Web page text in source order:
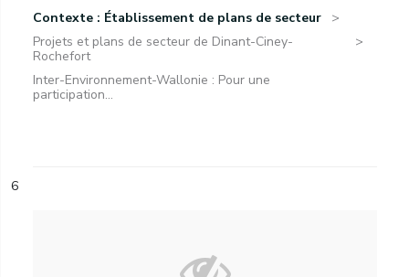
Contexte : Établissement de plans de secteur
Projets et plans de secteur de Dinant-Ciney-
Rochefort
Inter-Environnement-Wallonie : Pour une
participation...
6